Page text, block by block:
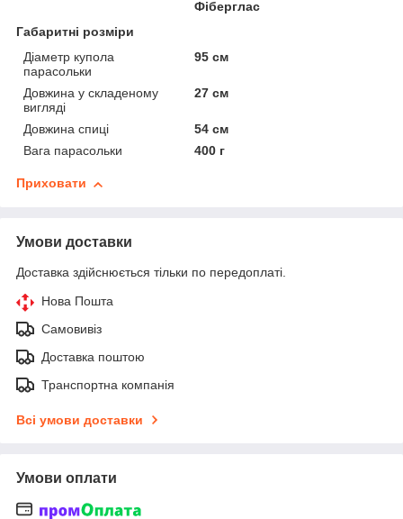
Фіберглас
Габаритні розміри
Діаметр купола
парасольки
95 см
Довжина у складеному
вигляді
27 см
Довжина спиці
54 см
Вага парасольки
400 г
Приховати
Умови доставки
Доставка здійснюється тільки по передоплаті.
Нова Пошта
Самовивіз
Доставка поштою
Транспортна компанія
Всі умови доставки
Умови оплати